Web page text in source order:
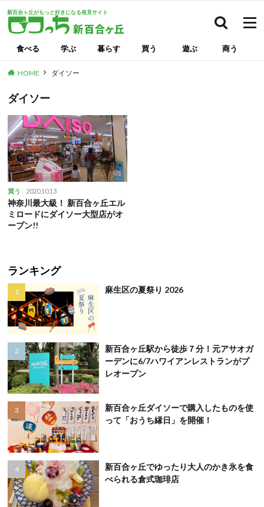
新百合ヶ丘がもっと好きになる発見サイト
食べる 学ぶ 暮らす 買う 遊ぶ 商う
HOME ダイソー
ダイソー
買う 2020.10.13
神奈川最大級！ 新百合ヶ丘エル
ミロードにダイソー大型店がオ
ープン!!
ランキング
麻生区の夏祭り 2026
新百合ヶ丘駅から徒歩７分！元アサオガ
ーデンに6/7ハワイアンレストランがプ
レオープン
新百合ヶ丘ダイソーで購入したものを使
って「おうち縁日」を開催！
新百合ヶ丘でゆったり大人のかき氷を食
べられる倉式珈琲店